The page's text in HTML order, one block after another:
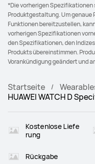
*Die vorherigen
Produktgestaltung. Um
Funktionen bereitzustellen,
vorherigen Spezifikationen
den Spezifikationen, den
Produkts übereinstimmen.
Vorankündigung geändert und
Startseite
HUAWEI WATCH D
Kostenlose Liefe
rung
Rückgabe